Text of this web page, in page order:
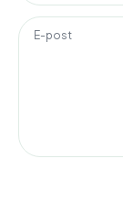
E-post